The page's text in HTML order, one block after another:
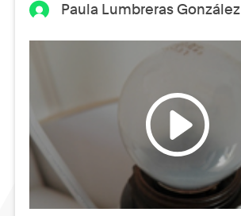
Paula Lumbreras González